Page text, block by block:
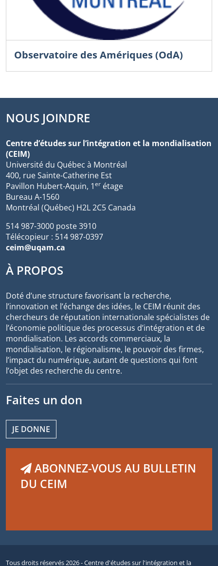
Observatoire des Amériques (OdA)
NOUS JOINDRE
Centre d’études sur l’intégration et la mondialisation
(CEIM)
Université du Québec à Montréal
400, rue Sainte-Catherine Est
Pavillon Hubert-Aquin, 1er étage
Bureau A-1560
Montréal (Québec) H2L 2C5 Canada
514 987-3000 poste 3910
Télécopieur : 514 987-0397
ceim@uqam.ca
À PROPOS
Doté d’une structure favorisant la recherche,
l’innovation et l’échange des idées, le CEIM réunit des
chercheurs de réputation internationale spécialistes de
l’économie politique des processus d’intégration et de
mondialisation. Les accords commerciaux, la
mondialisation, le régionalisme, le pouvoir des firmes,
l’impact du numérique, autant de questions qui font
l’objet des recherche du centre.
Faites un don
JE DONNE
ABONNEZ-VOUS AU BULLETIN
DU CEIM
Tous droits réservés 2026 - Centre d'études sur l'intégration et la